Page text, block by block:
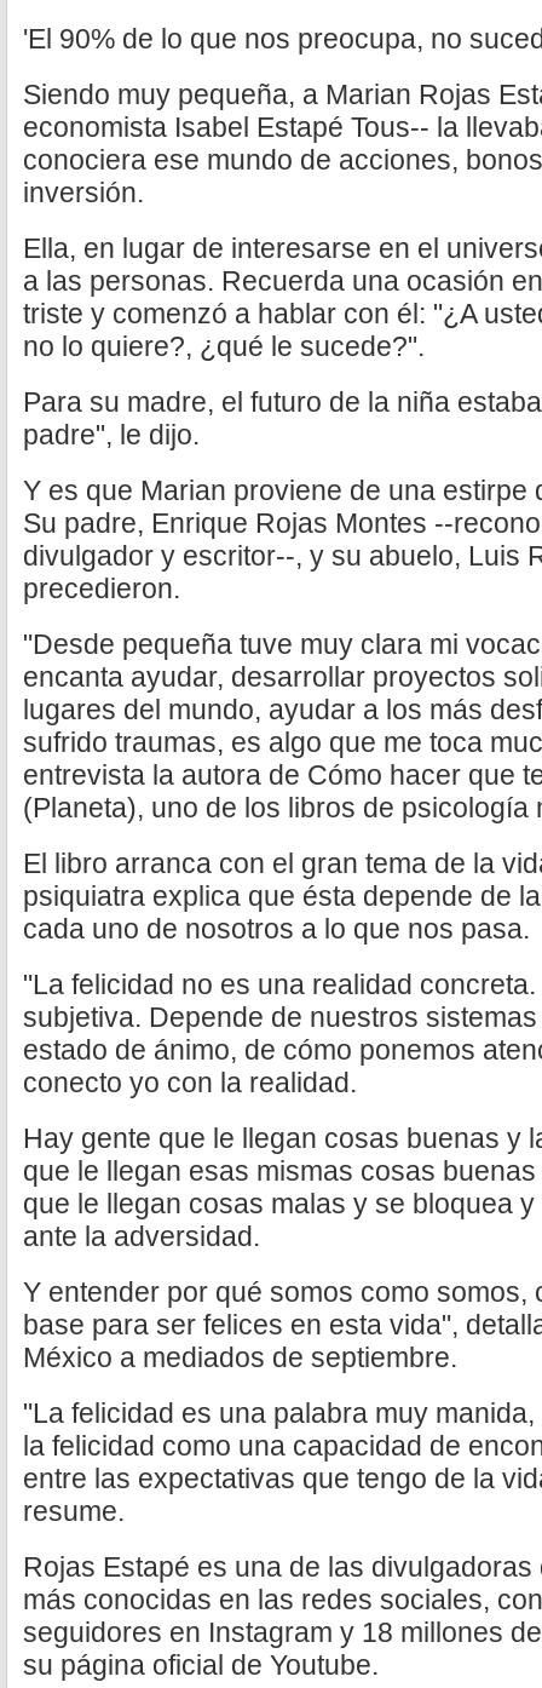
'El 90% de lo que nos preocupa, no
Siendo muy pequeña, a Marian Rojas
economista Isabel Estapé Tous-- la
conociera ese mundo de acciones,
inversión.
Ella, en lugar de interesarse en el
a las personas. Recuerda una ocasión
triste y comenzó a hablar con él: "¿A
no lo quiere?, ¿qué le sucede?".
Para su madre, el futuro de la niña
padre", le dijo.
Y es que Marian proviene de una estirpe
Su padre, Enrique Rojas Montes --
divulgador y escritor--, y su abuelo, Luis
precedieron.
"Desde pequeña tuve muy clara mi
encanta ayudar, desarrollar proyectos
lugares del mundo, ayudar a los más
sufrido traumas, es algo que me toca
entrevista la autora de Cómo hacer que
(Planeta), uno de los libros de
El libro arranca con el gran tema de la
psiquiatra explica que ésta depende de
cada uno de nosotros a lo que nos pasa.
"La felicidad no es una realidad
subjetiva. Depende de nuestros
estado de ánimo, de cómo ponemos
conecto yo con la realidad.
Hay gente que le llegan cosas buenas y
que le llegan esas mismas cosas
que le llegan cosas malas y se bloquea
ante la adversidad.
Y entender por qué somos como somos,
base para ser felices en esta vida",
México a mediados de septiembre.
"La felicidad es una palabra muy
la felicidad como una capacidad de
entre las expectativas que tengo de la
resume.
Rojas Estapé es una de las
más conocidas en las redes sociales,
seguidores en Instagram y 18 millones
su página oficial de Youtube.